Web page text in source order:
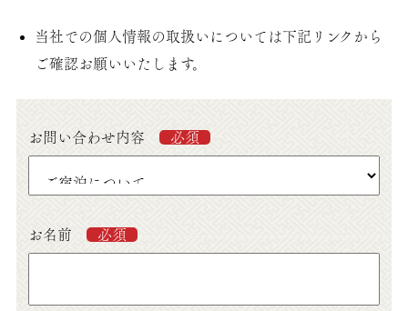
当社での個人情報の取扱いについては下記リンクから
ご確認お願いいたします。
お問い合わせ内容 必須
お名前 必須